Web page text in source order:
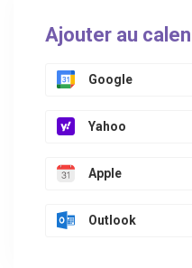
Ajouter au
Google
Yahoo
Apple
Outlook